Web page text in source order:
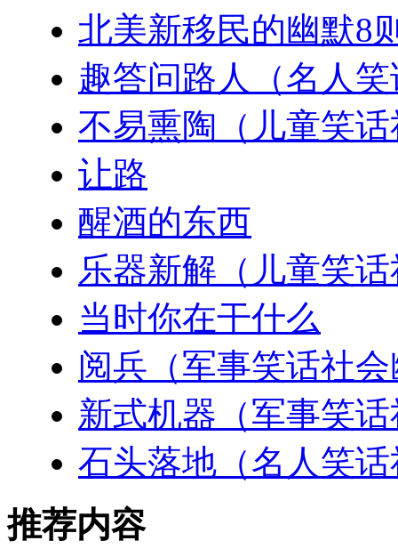
北美新移民的幽默8
趣答问路人（名人
不易熏陶（儿童笑
让路
醒酒的东西
乐器新解（儿童笑
当时你在干什么
阅兵（军事笑话社
新式机器（军事笑
石头落地（名人笑
推荐内容